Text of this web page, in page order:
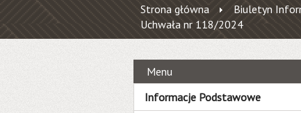
Strona główna Biuletyn
Uchwała nr 118/2024
Menu
Informacje Podstawowe